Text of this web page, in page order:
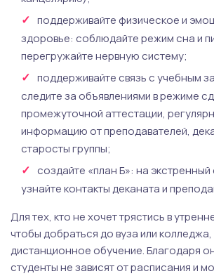
поддерживайте физическое и
здоровье: соблюдайте режим сна и
перегружайте нервную систему;
поддерживайте связь с учебным
следите за объявлениями в режиме
промежуточной аттестации,
информацию от преподавателей,
старосты группы;
создайте «план Б»: на
узнайте контакты деканата и
Для тех, кто не хочет трястись в
чтобы добраться до вуза или
дистанционное обучение. Благодаря
студенты не зависят от расписания и